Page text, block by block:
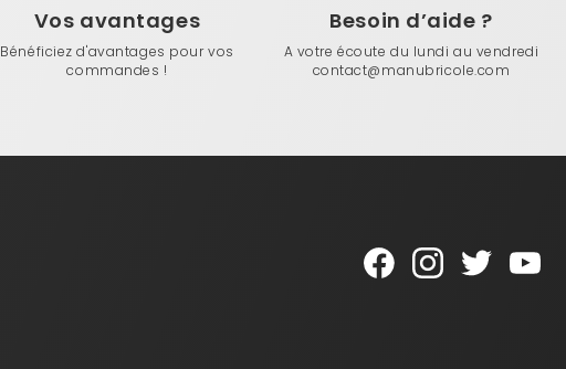
Vos avantages
Bénéficiez d'avantages pour vos
commandes !
Besoin d’aide ?
A votre écoute du lundi au vendredi
contact@manubricole.com